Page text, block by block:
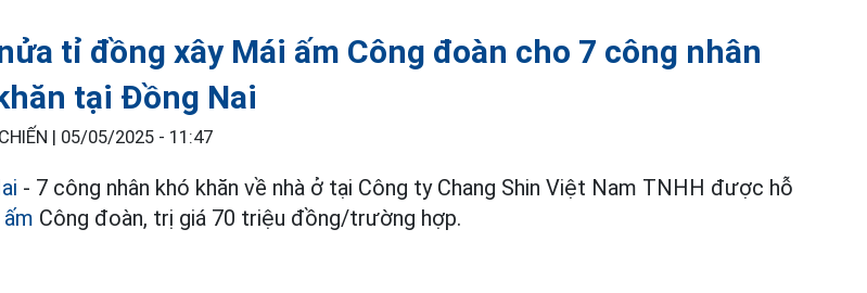
tỉ đồng xây Mái ấm Công đoàn cho 7 công nhân
tại Đồng Nai
| 05/05/2025 - 11:47
- 7 công nhân khó khăn về nhà ở tại Công ty Chang Shin Việt Nam TNHH được hỗ
Công đoàn, trị giá 70 triệu đồng/trường hợp.